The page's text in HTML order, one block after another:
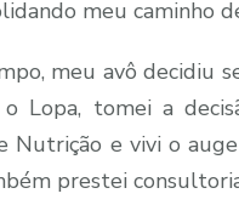
meu caminho
meu avô decidiu
Lopa, tomei a
Nutrição e vivi o
prestei